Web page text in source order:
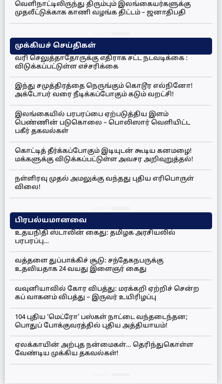
வெளிநாட்டிலிருந்து திரும்பும் இலங்கையர்களுக்கு
முதலீட்டுக்காக காணி வழங்க திட்டம் – ஜனாதிபதி
முக்கியச் செய்திகள்
வரி செலுத்தாதோருக்கு எதிராக சட்ட நடவடிக்கை :
விடுக்கப்பட்டுள்ள எச்சரிக்கை
இந்து சமுத்திரத்தை நெருங்கும் கொடூர எல்நினோ!
அக்டோபர் வரை நீடிக்கப்போகும் கடும் வறட்சி!
இலங்கையில் பரபரப்பை ஏற்படுத்திய இளம்
பெண்ணின் படுகொலை – பொலிஸார் வெளியிட்ட
பகீர் தகவல்கள்
கொட்டித் தீர்க்கப்போகும் இடியுடன் கூடிய கனமழை!
மக்களுக்கு விடுக்கப்பட்டுள்ள அவசர அறிவுறுத்தல்!
நள்ளிரவு முதல் அமலுக்கு வந்தது புதிய எரிபொருள்
விலை!
பிரபல்யமானவை
உதயநிதி ஸ்டாலின் கைது: தமிழக அரசியலில்
பரபரப்பு…
வத்தளை துப்பாக்கிச் சூடு: சந்தேகநபருக்கு
உதவியதாக 24 வயது இளைஞர் கைது
வவுனியாவில் கோர விபத்து: மரக்கறி ஏற்றிச் சென்ற
கப் வாகனம் விபத்து – இருவர் உயிரிழப்பு
104 புதிய ‘மெட்ரோ’ பஸ்கள் நாட்டை வந்தடைந்தன;
பொதுப் போக்குவரத்தில் புதிய அத்தியாயம்!
ஏலக்காயின் அற்புத நன்மைகள்… தெரிந்துகொள்ள
வேண்டிய முக்கிய தகவல்கள்!